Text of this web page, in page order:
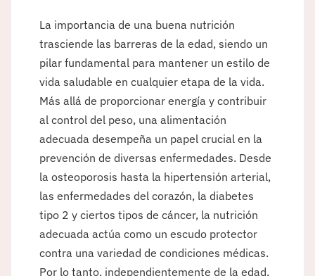
La importancia de una buena nutrición
trasciende las barreras de la edad, siendo un
pilar fundamental para mantener un estilo de
vida saludable en cualquier etapa de la vida.
Más allá de proporcionar energía y contribuir
al control del peso, una alimentación
adecuada desempeña un papel crucial en la
prevención de diversas enfermedades. Desde
la osteoporosis hasta la hipertensión arterial,
las enfermedades del corazón, la diabetes
tipo 2 y ciertos tipos de cáncer, la nutrición
adecuada actúa como un escudo protector
contra una variedad de condiciones médicas.
Por lo tanto, independientemente de la edad,